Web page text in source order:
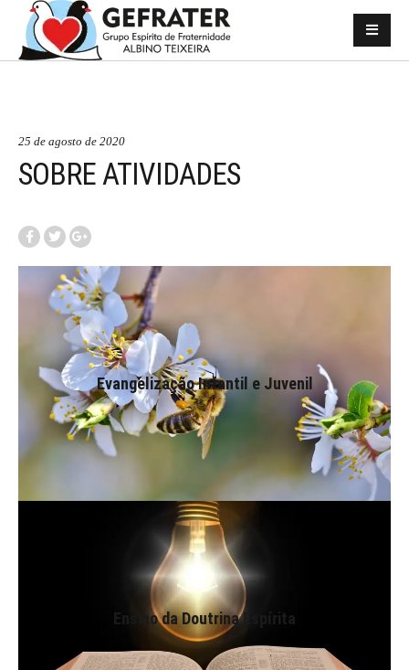
25 de agosto de 2020
SOBRE ATIVIDADES
Evangelização Infantil e Juvenil
Evangelização Infantil e Juvenil
Atividades voltadas à evangelização no ventre, infantil e
à mocidade Espírita.
Ensino da Doutrina Espírita
Ensino da Doutrina Espírita
Atividades voltadas ao estudo e à implementação do
ensino da Doutrina Espírita e do Evangelho.